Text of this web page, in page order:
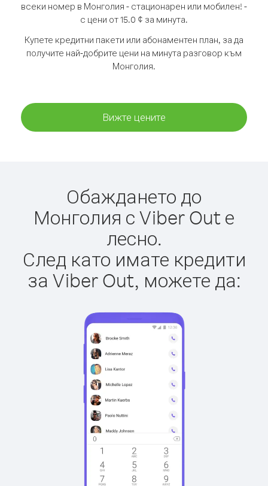
всеки номер в Монголия - стационарен или мобилен! -
с цени от 15.0 ¢ за минута.
Купете кредитни пакети или абонаментен план, за да
получите най-добрите цени на минута разговор към
Монголия.
Вижте цените
Обаждането до
Монголия с Viber Out е
лесно.
След като имате кредити
за Viber Out, можете да: